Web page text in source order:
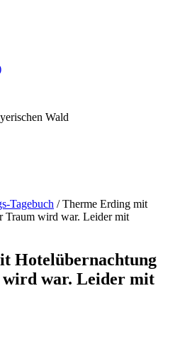
Wald
Tagebuch /Therme Erding mit
Traum wird war. Leider mit
Hotelübernachtung
war. Leider mit